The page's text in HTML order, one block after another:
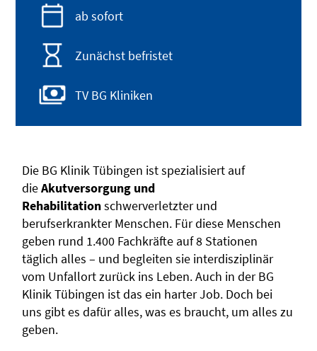
ab sofort
Zunächst befristet
TV BG Kliniken
Die BG Klinik Tübingen ist spezialisiert auf
dieAkutversorgung und
Rehabilitationschwerverletzter und
berufserkrankter Menschen. Für diese Menschen
geben rund 1.400 Fachkräfte auf 8 Stationen
täglich alles – und begleiten sie interdisziplinär
vom Unfallort zurück ins Leben. Auch in der BG
Klinik Tübingen ist das ein harter Job. Doch bei
uns gibt es dafür alles, was es braucht, um alles zu
geben.